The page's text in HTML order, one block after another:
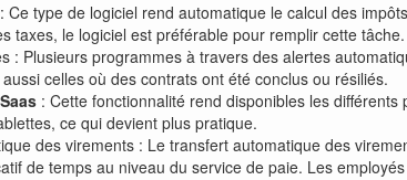
type de logiciel rend automatique le calcul des
taxes, le logiciel est préférable pour remplir cette tâche.
: Plusieurs programmes à travers des alertes
celles où des contrats ont été conclus ou résiliés.
Saas: Cette fonctionnalité rend disponibles les différents
ce qui devient plus pratique.
des virements : Le transfert automatique des
de temps au niveau du service de paie. Les